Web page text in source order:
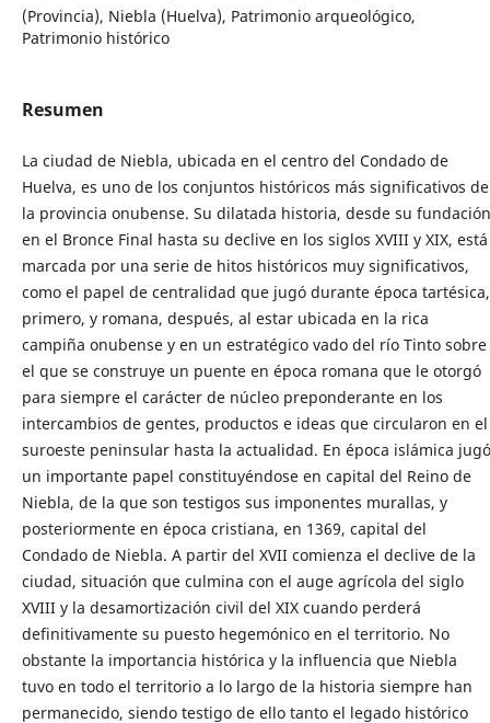
(Provincia), Niebla (Huelva), Patrimonio arqueológico,
Patrimonio histórico
Resumen
La ciudad de Niebla, ubicada en el centro del Condado de
Huelva, es uno de los conjuntos históricos más significativos de
la provincia onubense. Su dilatada historia, desde su fundación
en el Bronce Final hasta su declive en los siglos XVIII y XIX, está
marcada por una serie de hitos históricos muy significativos,
como el papel de centralidad que jugó durante época tartésica,
primero, y romana, después, al estar ubicada en la rica
campiña onubense y en un estratégico vado del río Tinto sobre
el que se construye un puente en época romana que le otorgó
para siempre el carácter de núcleo preponderante en los
intercambios de gentes, productos e ideas que circularon en el
suroeste peninsular hasta la actualidad. En época islámica jugó
un importante papel constituyéndose en capital del Reino de
Niebla, de la que son testigos sus imponentes murallas, y
posteriormente en época cristiana, en 1369, capital del
Condado de Niebla. A partir del XVII comienza el declive de la
ciudad, situación que culmina con el auge agrícola del siglo
XVIII y la desamortización civil del XIX cuando perderá
definitivamente su puesto hegemónico en el territorio. No
obstante la importancia histórica y la influencia que Niebla
tuvo en todo el territorio a lo largo de la historia siempre han
permanecido, siendo testigo de ello tanto el legado histórico